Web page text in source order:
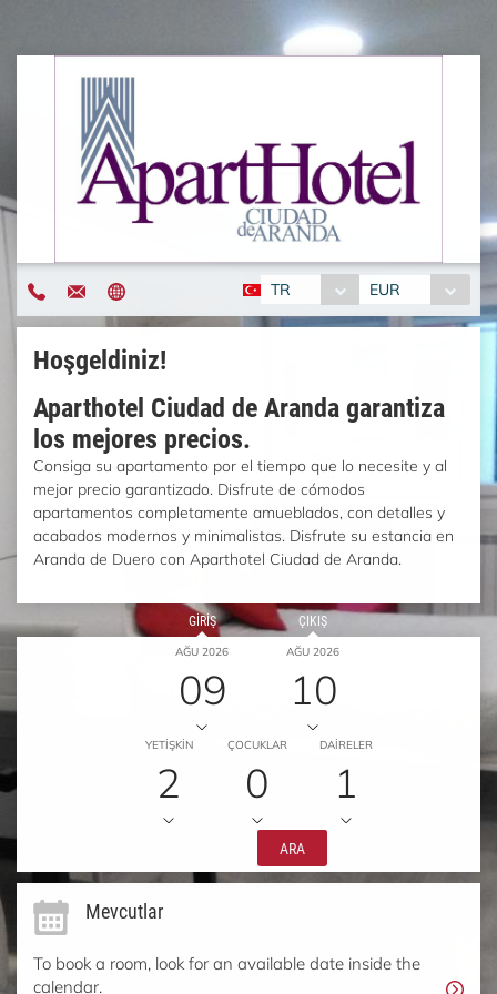
TR EUR
Hoşgeldiniz!
Aparthotel Ciudad de Aranda garantiza
los mejores precios.
Consiga su apartamento por el tiempo que lo necesite y al
mejor precio garantizado. Disfrute de cómodos
apartamentos completamente amueblados, con detalles y
acabados modernos y minimalistas. Disfrute su estancia en
Aranda de Duero con Aparthotel Ciudad de Aranda.
GIRIŞ
AĞU 2026
09
ÇIKIŞ
AĞU 2026
10
YETIŞKIN
2
ÇOCUKLAR
0
DAIRELER
1
ARA
Mevcutlar
To book a room, look for an available date inside the
calendar.